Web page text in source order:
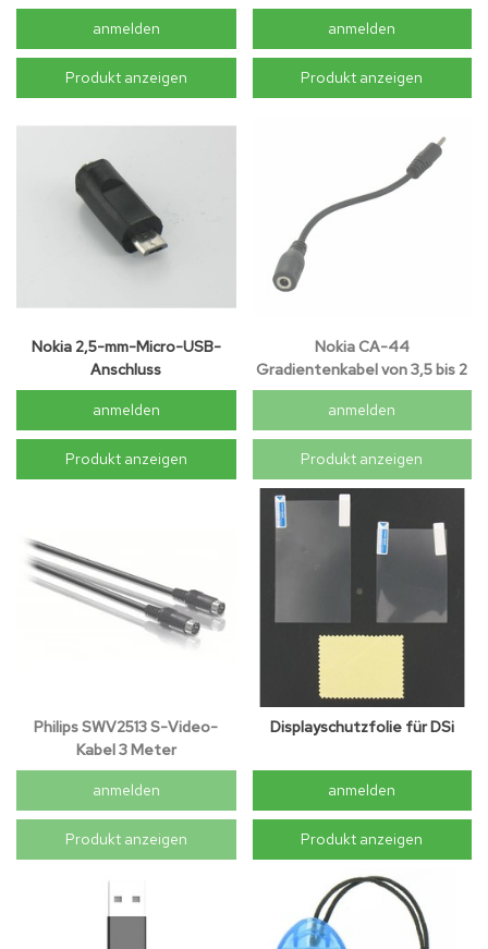
anmelden
Produkt anzeigen
anmelden
Produkt anzeigen
Nokia 2,5-mm-Micro-USB-
Anschluss
anmelden
Produkt anzeigen
Nokia CA-44
Gradientenkabel von 3,5 bis 2
mm
anmelden
Produkt anzeigen
Philips SWV2513 S-Video-
Kabel 3 Meter
anmelden
Produkt anzeigen
Displayschutzfolie für DSi
anmelden
Produkt anzeigen